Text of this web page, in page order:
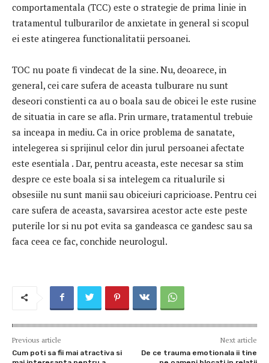
comportamentala (TCC) este o strategie de prima linie in
tratamentul tulburarilor de anxietate in general si scopul
ei este atingerea functionalitatii persoanei.
TOC nu poate fi vindecat de la sine. Nu, deoarece, in
general, cei care sufera de aceasta tulburare nu sunt
deseori constienti ca au o boala sau de obicei le este rusine
de situatia in care se afla. Prin urmare, tratamentul trebuie
sa inceapa in mediu. Ca in orice problema de sanatate,
intelegerea si sprijinul celor din jurul persoanei afectate
este esentiala . Dar, pentru aceasta, este necesar sa stim
despre ce este boala si sa intelegem ca ritualurile si
obsesiile nu sunt manii sau obiceiuri capricioase. Pentru cei
care sufera de aceasta, savarsirea acestor acte este peste
puterile lor si nu pot evita sa gandeasca ce gandesc sau sa
faca ceea ce fac, conchide neurologul.
Previous article
Cum poti sa fii mai atractiva si
Next article
De ce trauma emotionala ii tine